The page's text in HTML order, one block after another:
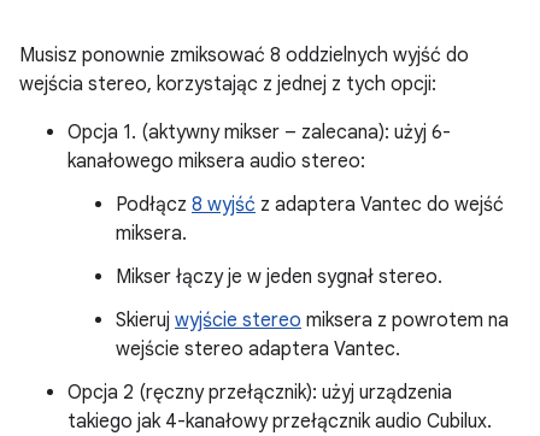
Musisz ponownie zmiksować 8 oddzielnych wyjść do
wejścia stereo, korzystając z jednej z tych opcji:
Opcja 1. (aktywny mikser – zalecana): użyj 6-
kanałowego miksera audio stereo:
Podłącz 8 wyjść z adaptera Vantec do wejść
miksera.
Mikser łączy je w jeden sygnał stereo.
Skieruj wyjście stereo miksera z powrotem na
wejście stereo adaptera Vantec.
Opcja 2 (ręczny przełącznik): użyj urządzenia
takiego jak 4-kanałowy przełącznik audio Cubilux.